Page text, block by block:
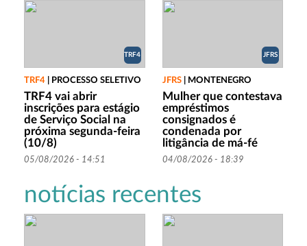
TRF4
TRF4 PROCESSO SELETIVO
TRF4 vai abrir
inscrições para estágio
de Serviço Social na
próxima segunda-feira
(10/8)
05/08/2026 - 14:51
JFRS
JFRS| MONTENEGRO
Mulher que contestava
empréstimos
consignados é
condenada por
litigância de má-fé
04/08/2026 - 18:39
notícias recentes